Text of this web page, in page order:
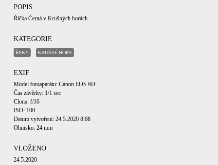
POPIS
Říčka Černá v Krušných horách
KATEGORIE
ŘEKY KRUŠNÉ HORY
EXIF
Model fotoaparátu: Canon EOS 6D
Čas závěrky: 1/1 sec
Clona: f/16
ISO: 100
Datum vytvoření: 24.5.2020 8:08
Ohnisko: 24 mm
VLOŽENO
24.5.2020